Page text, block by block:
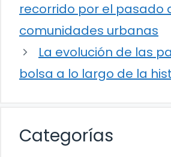
recorrido por el pasado
comunidades urbanas
La evolución de las
bolsa a lo largo de la
Categorías